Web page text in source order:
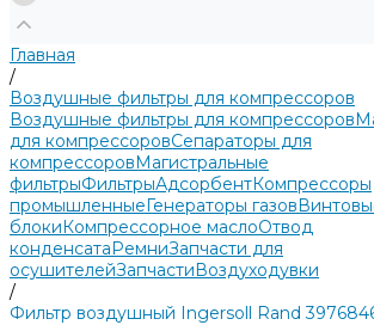
Главная
/
Воздушные фильтры для компрессоров
Воздушные фильтры для компрессоров
для компрессоровСепараторы для
компрессоровМагистральные
фильтрыФильтрыАдсорбентКомпрессоры
промышленныеГенераторы газов
блокиКомпрессорное маслоОтвод
конденсатаРемниЗапчасти для
осушителейЗапчастиВоздуходувки
/
Фильтр воздушный Ingersoll Rand